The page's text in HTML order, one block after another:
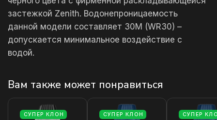
застежкой Zenith. Водонепроницаемость
данной модели составляет 30М (WR30) –
допускается минимальное воздействие с
водой.
Вам также может понравиться
СУПЕР КЛОН СУПЕР КЛОН СУПЕР